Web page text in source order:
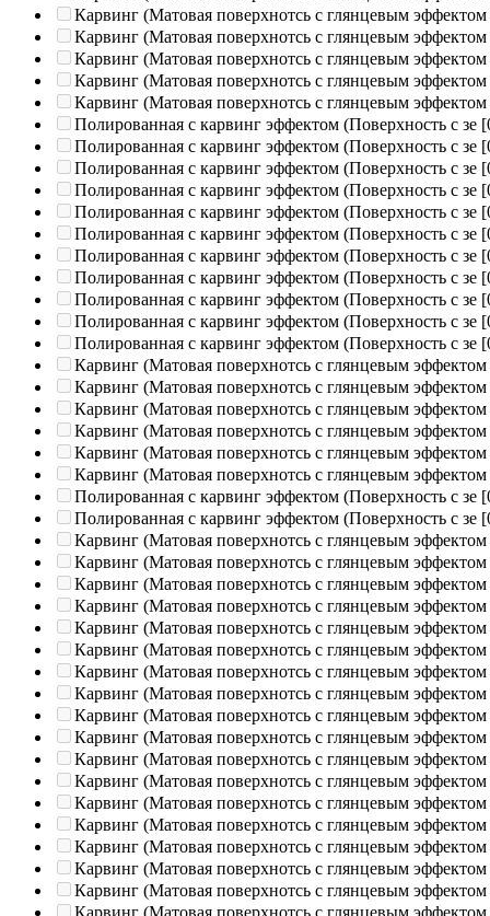
Карвинг (Матовая поверхнотсь с глянцевым эффектом
Карвинг (Матовая поверхнотсь с глянцевым эффектом
Карвинг (Матовая поверхнотсь с глянцевым эффектом
Карвинг (Матовая поверхнотсь с глянцевым эффектом
Карвинг (Матовая поверхнотсь с глянцевым эффектом
Полированная c карвинг эффектом (Поверхность с зе
Полированная c карвинг эффектом (Поверхность с зе
Полированная c карвинг эффектом (Поверхность с зе
Полированная c карвинг эффектом (Поверхность с зе
Полированная c карвинг эффектом (Поверхность с зе
Полированная c карвинг эффектом (Поверхность с зе
Полированная c карвинг эффектом (Поверхность с зе
Полированная c карвинг эффектом (Поверхность с зе
Полированная c карвинг эффектом (Поверхность с зе
Полированная c карвинг эффектом (Поверхность с зе
Полированная c карвинг эффектом (Поверхность с зе
Карвинг (Матовая поверхнотсь с глянцевым эффектом
Карвинг (Матовая поверхнотсь с глянцевым эффектом
Карвинг (Матовая поверхнотсь с глянцевым эффектом
Карвинг (Матовая поверхнотсь с глянцевым эффектом
Карвинг (Матовая поверхнотсь с глянцевым эффектом
Карвинг (Матовая поверхнотсь с глянцевым эффектом
Полированная c карвинг эффектом (Поверхность с зе
Полированная c карвинг эффектом (Поверхность с зе
Карвинг (Матовая поверхнотсь с глянцевым эффектом
Карвинг (Матовая поверхнотсь с глянцевым эффектом
Карвинг (Матовая поверхнотсь с глянцевым эффектом
Карвинг (Матовая поверхнотсь с глянцевым эффектом
Карвинг (Матовая поверхнотсь с глянцевым эффектом
Карвинг (Матовая поверхнотсь с глянцевым эффектом
Карвинг (Матовая поверхнотсь с глянцевым эффектом
Карвинг (Матовая поверхнотсь с глянцевым эффектом
Карвинг (Матовая поверхнотсь с глянцевым эффектом
Карвинг (Матовая поверхнотсь с глянцевым эффектом
Карвинг (Матовая поверхнотсь с глянцевым эффектом
Карвинг (Матовая поверхнотсь с глянцевым эффектом
Карвинг (Матовая поверхнотсь с глянцевым эффектом
Карвинг (Матовая поверхнотсь с глянцевым эффектом
Карвинг (Матовая поверхнотсь с глянцевым эффектом
Карвинг (Матовая поверхнотсь с глянцевым эффектом
Карвинг (Матовая поверхнотсь с глянцевым эффектом